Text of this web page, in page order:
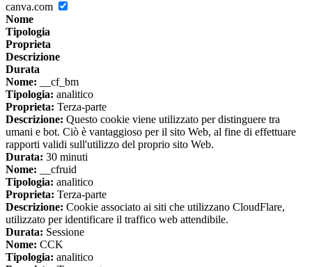
canva.com
Nome
Tipologia
Proprieta
Descrizione
Durata
Nome: __cf_bm
Tipologia: analitico
Proprieta: Terza-parte
Descrizione: Questo cookie viene utilizzato per distinguere tra
umani e bot. Ciò è vantaggioso per il sito Web, al fine di effettuare
rapporti validi sull'utilizzo del proprio sito Web.
Durata: 30 minuti
Nome: __cfruid
Tipologia: analitico
Proprieta: Terza-parte
Descrizione: Cookie associato ai siti che utilizzano CloudFlare,
utilizzato per identificare il traffico web attendibile.
Durata: Sessione
Nome: CCK
Tipologia: analitico